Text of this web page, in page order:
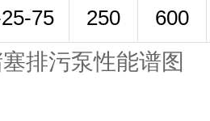
75 250 600
排污泵性能谱图